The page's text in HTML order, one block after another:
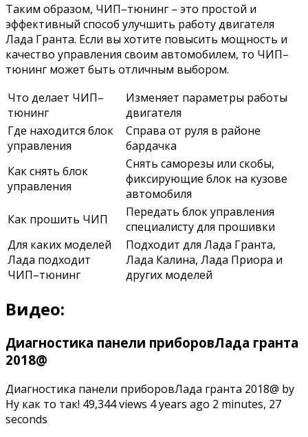
Таким образом, ЧИП–тюнинг – это простой и
эффективный способ улучшить работу двигателя
Лада Гранта. Если вы хотите повысить мощность и
качество управления своим автомобилем, то ЧИП–
тюнинг может быть отличным выбором.
Что делает ЧИП–
тюнинг
Изменяет параметры работы
двигателя
Где находится блок
управления
Справа от руля в районе
бардачка
Как снять блок
управления
Снять саморезы или скобы,
фиксирующие блок на кузове
автомобиля
Как прошить ЧИП
Передать блок управления
специалисту для прошивки
Для каких моделей
Лада подходит
ЧИП–тюнинг
Подходит для Лада Гранта,
Лада Калина, Лада Приора и
других моделей
Видео:
Диагностика панели приборовЛада гранта
2018@
Диагностика панели приборовЛада гранта 2018@ by
Ну как то так! 49,344 views 4 years ago 2 minutes, 27
seconds